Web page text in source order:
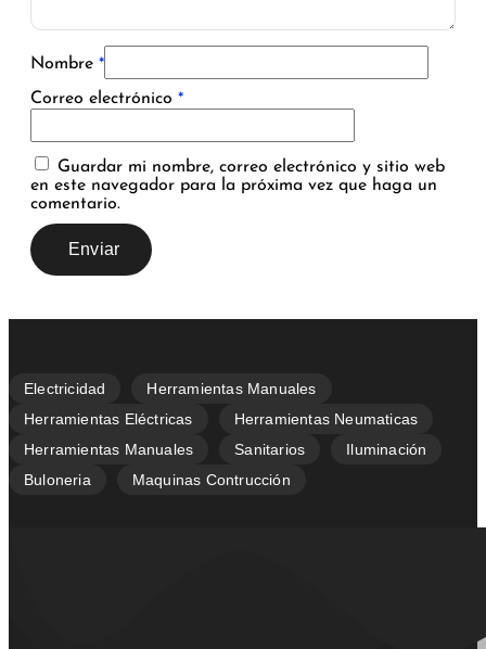
Nombre *
Correo electrónico *
Guardar mi nombre, correo electrónico y sitio web
en este navegador para la próxima vez que haga un
comentario.